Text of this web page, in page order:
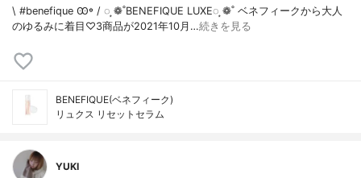
\ #benefique Ꙭ꙳ / ◌ ͙❁˚BENEFIQUE LUXE◌ ͙❁˚ ベネフィークから大人
のゆるみに着目♡3商品が2021年10月…続きを見る
BENEFIQUE(ベネフィーク)
リュクス リセットセラム
YUKI